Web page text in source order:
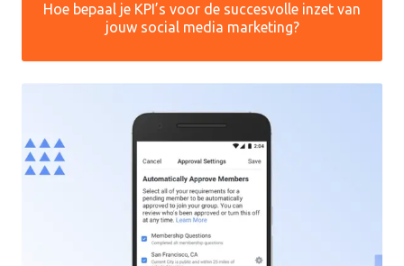
Hoe bepaal je KPI’s voor de succesvolle inzet van
jouw social media marketing?